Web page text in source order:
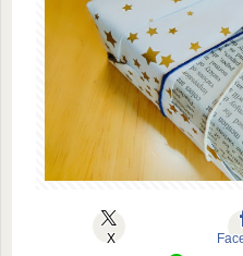
X